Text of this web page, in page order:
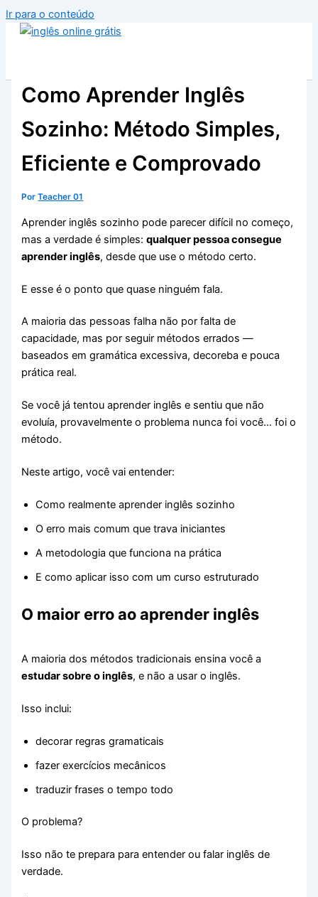
Ir para o conteúdo
Como Aprender Inglês
Sozinho: Método Simples,
Eficiente e Comprovado
PorTeacher 01
Aprender inglês sozinho pode parecer difícil no começo,
mas a verdade é simples:qualquer pessoa consegue
aprender inglês, desde que use o método certo.
E esse é o ponto que quase ninguém fala.
A maioria das pessoas falha não por falta de
capacidade, mas por seguir métodos errados —
baseados em gramática excessiva, decoreba e pouca
prática real.
Se você já tentou aprender inglês e sentiu que não
evoluía, provavelmente o problema nunca foi você… foi o
método.
Neste artigo, você vai entender:
Como realmente aprender inglês sozinho
O erro mais comum que trava iniciantes
A metodologia que funciona na prática
E como aplicar isso com um curso estruturado
O maior erro ao aprender inglês
A maioria dos métodos tradicionais ensina você a
estudar sobre o inglês, e não a usar o inglês.
Isso inclui:
decorar regras gramaticais
fazer exercícios mecânicos
traduzir frases o tempo todo
O problema?
Isso não te prepara para entender ou falar inglês de
verdade.